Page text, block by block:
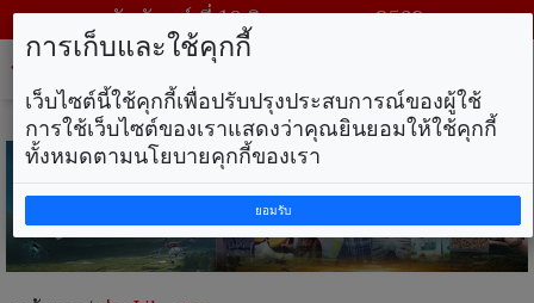
วันจันทร์ ที่ 10 สิงหาคม พ.ศ. 2569
การเก็บและใช้คุกกี้
เว็บไซต์นี้ใช้คุกกี้เพื่อปรับปรุงประสบการณ์ของผู้ใช้
การใช้เว็บไซต์ของเราแสดงว่าคุณยินยอมให้ใช้คุกกี้
ทั้งหมดตามนโยบายคุกกี้ของเรา
ยอมรับ